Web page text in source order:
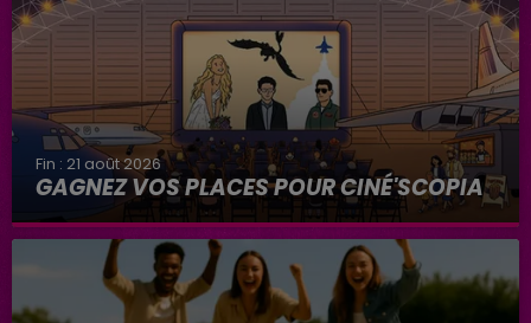
Fin : 21 août 2026
GAGNEZ VOS PLACES POUR CINÉ'SCOPIA